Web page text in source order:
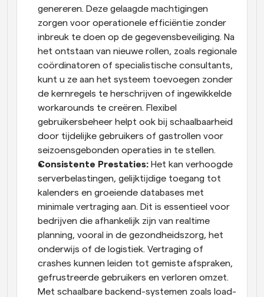
genereren. Deze gelaagde machtigingen
zorgen voor operationele efficiëntie zonder
inbreuk te doen op de gegevensbeveiliging. Na
het ontstaan van nieuwe rollen, zoals regionale
coördinatoren of specialistische consultants,
kunt u ze aan het systeem toevoegen zonder
de kernregels te herschrijven of ingewikkelde
workarounds te creëren. Flexibel
gebruikersbeheer helpt ook bij schaalbaarheid
door tijdelijke gebruikers of gastrollen voor
seizoensgebonden operaties in te stellen.
Consistente Prestaties: Het kan verhoogde
serverbelastingen, gelijktijdige toegang tot
kalenders en groeiende databases met
minimale vertraging aan. Dit is essentieel voor
bedrijven die afhankelijk zijn van realtime
planning, vooral in de gezondheidszorg, het
onderwijs of de logistiek. Vertraging of
crashes kunnen leiden tot gemiste afspraken,
gefrustreerde gebruikers en verloren omzet.
Met schaalbare backend-systemen zoals load-